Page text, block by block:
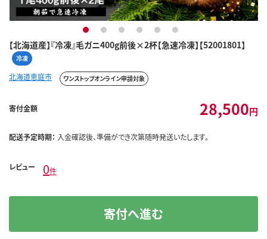
【北海道産】『冷凍』毛ガニ400g前後×2杯【急速冷凍】【52001801】
冷凍
1 2 3 4 5 6
北海道恵庭市 ワンストップオンライン申請対象
寄付金額 28,500円
配送予定時期： 入金確認後、準備ができ次第随時発送いたします。
レビュー 0件
寄付へ進む